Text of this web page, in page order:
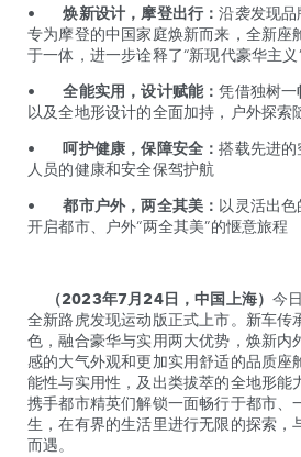
• 焕新设计，摩登出行：沿袭发现
专为摩登的中国家庭焕新而来，全新座
于一体，进一步诠释了“新现代豪华主义
• 全能实用，设计赋能：凭借独树
以及全地形设计的全面加持，户外探索
• 呵护健康，保障安全：搭载先进
人员的健康和安全保驾护航
• 都市户外，两全其美： 以灵活出
开启都市、户外“两全其美”的惬意旅程
（2023年7月24日，中国上海）今
全新路虎发现运动版正式上市。新车传
色，融合豪华与实用两大优势，焕新内
感的大气外观和更加实用舒适的品质座
能性与实用性，及出类拔萃的全地形能
携手都市精英们解锁一面畅行于都市、
生，在有界的生活里进行无限的探索，
而遇。